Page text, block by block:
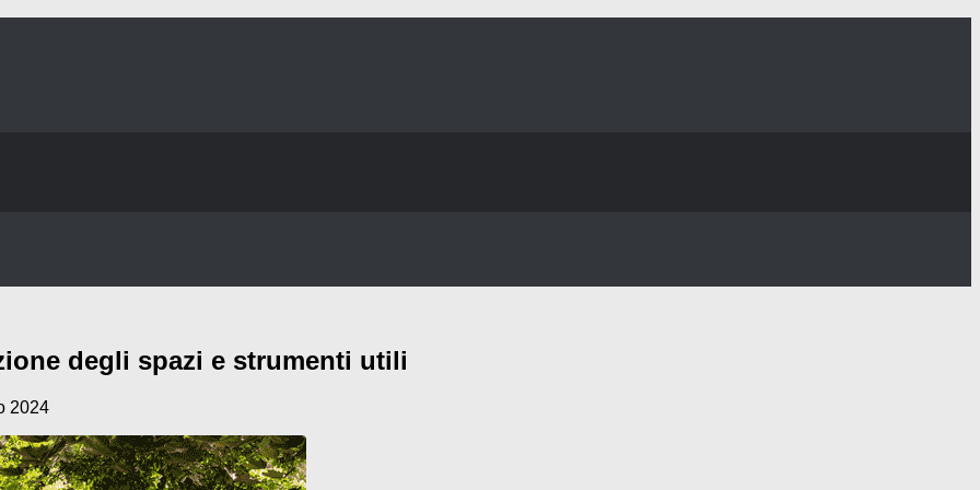
degli spazi e strumenti utili
2024